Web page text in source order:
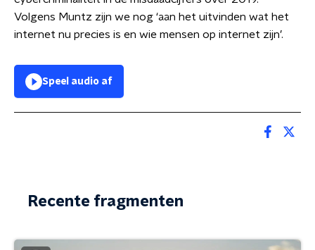
Volgens Muntz zijn we nog ‘aan het uitvinden wat het
internet nu precies is en wie mensen op internet zijn’.
Speel audio af
Recente fragmenten